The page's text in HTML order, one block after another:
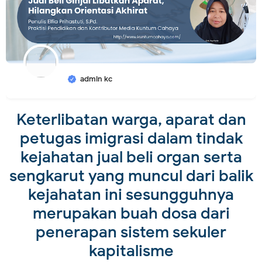
admin kc
Keterlibatan warga, aparat dan
petugas imigrasi dalam tindak
kejahatan jual beli organ serta
sengkarut yang muncul dari balik
kejahatan ini sesungguhnya
merupakan buah dosa dari
penerapan sistem sekuler
kapitalisme